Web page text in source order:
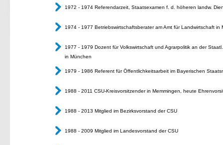
1972 - 1974 Referendarzeit, Staatsexamen f. d. höheren landw.
1974 - 1977 Betriebswirtschaftsberater am Amt fürLandwirtschaft in
1977 - 1979 Dozent für Volkswirtschaft und Agrarpolitik an der
in München
1979 - 1986 Referent für Öffentlichkeitsarbeit im Bayerischen
1988 - 2011 CSU-Kreisvorsitzender in Memmingen, heute
1988 - 2013 Mitglied im Bezirksvorstand der CSU
1988 - 2009 Mitglied im Landesvorstand der CSU